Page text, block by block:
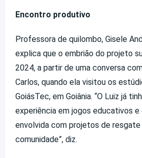
Encontro produtivo
Professora de quilombo, Gisele
explica que o embrião do projeto
2024, a partir de uma conversa
Carlos, quando ela visitou os
GoiásTec, em Goiânia. “O Luiz já
experiência em jogos educativos
envolvida com projetos de
comunidade”, diz.